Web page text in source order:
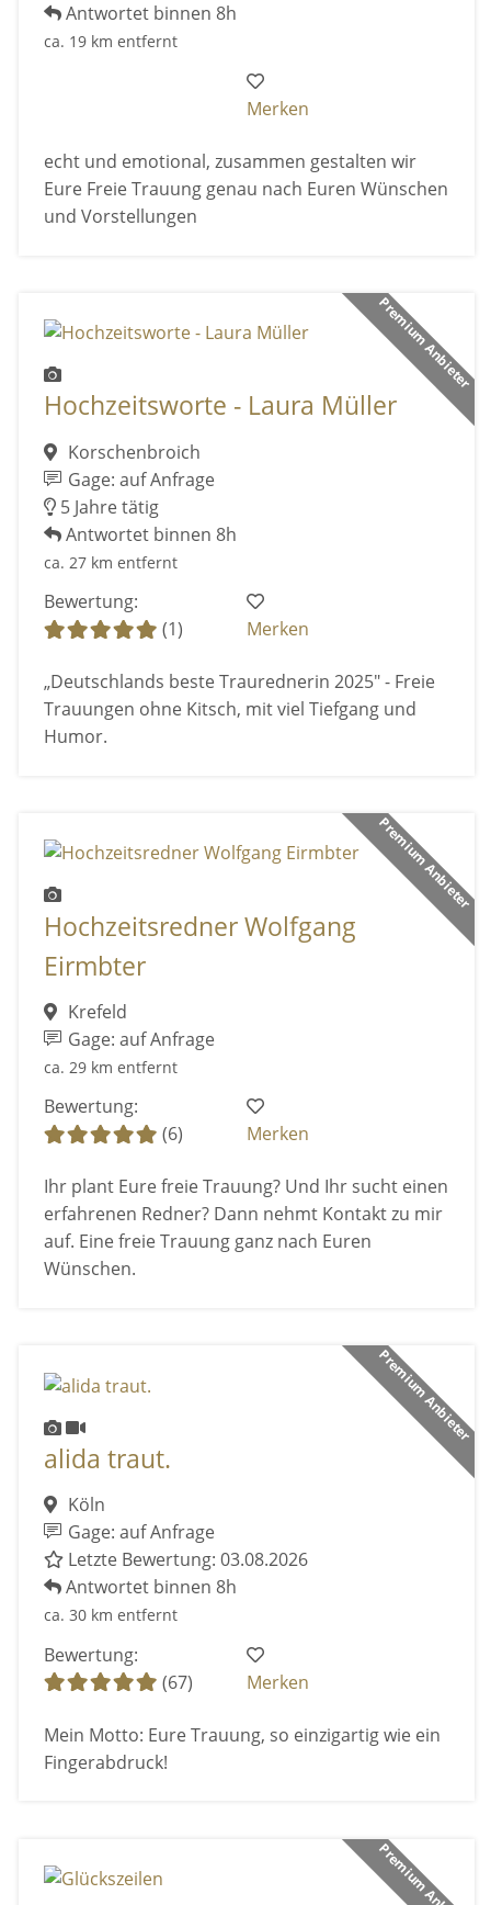
Antwortet binnen 8h
ca. 19 km entfernt
Merken
echt und emotional, zusammen gestalten wir
Eure Freie Trauung genau nach Euren Wünschen
und Vorstellungen
Premium Anbieter
Hochzeitsworte - Laura Müller
Korschenbroich
Gage: auf Anfrage
5 Jahre tätig
Antwortet binnen 8h
ca. 27 km entfernt
Bewertung:
(1)
Merken
„Deutschlands beste Traurednerin 2025" - Freie
Trauungen ohne Kitsch, mit viel Tiefgang und
Humor.
Premium Anbieter
Hochzeitsredner Wolfgang
Eirmbter
Krefeld
Gage: auf Anfrage
ca. 29 km entfernt
Bewertung:
(6)
Merken
Ihr plant Eure freie Trauung? Und Ihr sucht einen
erfahrenen Redner? Dann nehmt Kontakt zu mir
auf. Eine freie Trauung ganz nach Euren
Wünschen.
Premium Anbieter
alida traut.
Köln
Gage: auf Anfrage
Letzte Bewertung: 03.08.2026
Antwortet binnen 8h
ca. 30 km entfernt
Bewertung:
(67)
Merken
Mein Motto: Eure Trauung, so einzigartig wie ein
Fingerabdruck!